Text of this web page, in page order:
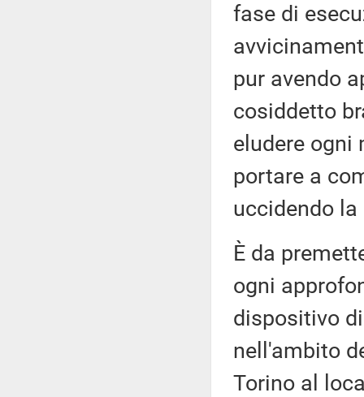
fase di
pur avendo
cosiddetto
eludere ogni
portare a
uccidendo
È da
ogni
dispositivo
nell'ambito
Torino al